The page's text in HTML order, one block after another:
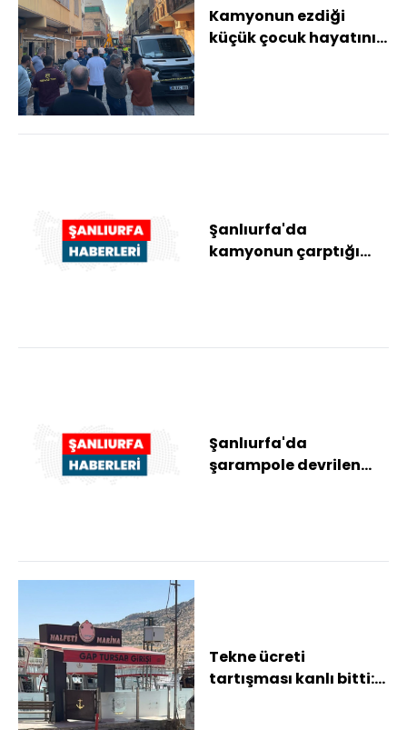
Kamyonun ezdiği
küçük çocuk hayatını
Şanlıurfa'da
kamyonun çarptığı
Şanlıurfa'da
şarampole devrilen
Tekne ücreti
tartışması kanlı bitti: